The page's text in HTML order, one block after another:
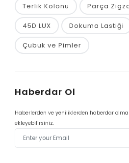
Terlik Kolonu Parça
45D LUX Dokuma Lastiği
Çubuk ve Pimler
Haberdar Ol
Haberlerden ve yeniliklerden haberdar
ekleyebilirsiniz.